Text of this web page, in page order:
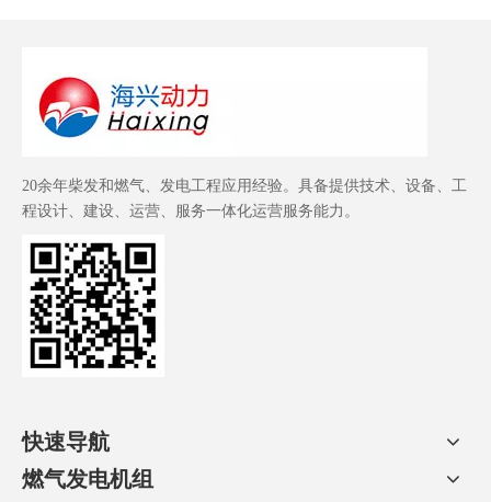
20余年柴发和燃气、发电工程应用经验。具备提供技术、设备、工
程设计、建设、运营、服务一体化运营服务能力。
快速导航
燃气发电机组